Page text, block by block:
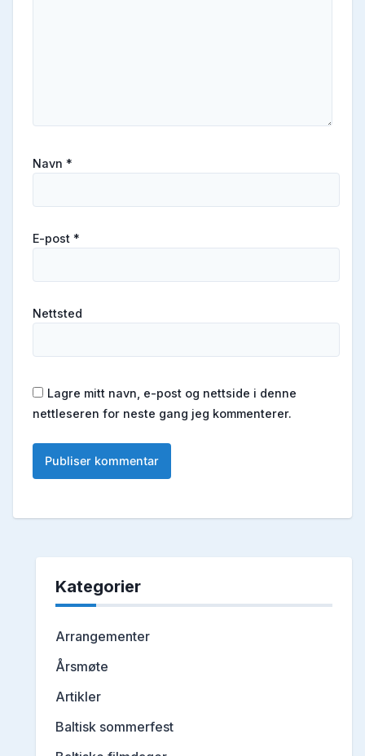
Navn *
E-post *
Nettsted
Lagre mitt navn, e-post og nettside i denne
nettleseren for neste gang jeg kommenterer.
Kategorier
Arrangementer
Årsmøte
Artikler
Baltisk sommerfest